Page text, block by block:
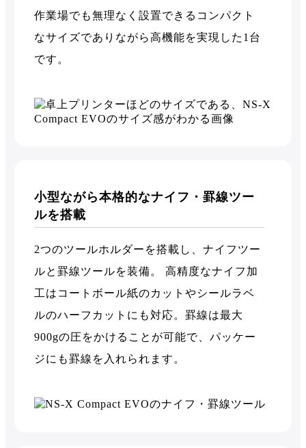
作業場でも無理なく設置できるコンパクト
なサイズでありながら高機能を実現した1台
です。
小型ながら本格的なナイフ・罫線ツー
ルを搭載
2つのツールホルダーを搭載し、ナイフツー
ルと罫線ツールを装備。 高精度なナイフ加
工はコートボール紙のカットやシールラベ
ルのハーフカットにも対応。罫線は最大
900gの圧をかけることが可能で、パッケー
ジにも罫線を入れられます。